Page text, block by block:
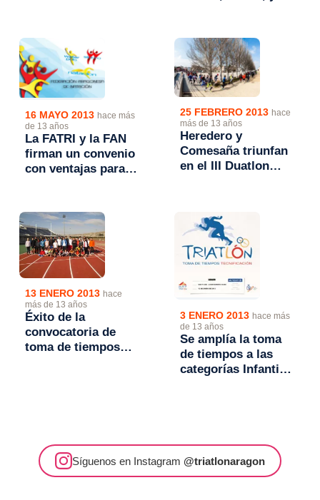
16 MAYO 2013 hace más
de 13 años
La FATRI y la FAN
firman un convenio
con ventajas para
25 FEBRERO 2013 hace
más de 13 años
Heredero y
Comesaña triunfan
en el III Duatlon
13 ENERO 2013 hace
más de 13 años
Éxito de la
convocatoria de
toma de tiempos
3 ENERO 2013 hace más
de 13 años
Se amplía la toma
de tiempos a las
categorías Infantil,
Síguenos en Instagram @triatlonaragon